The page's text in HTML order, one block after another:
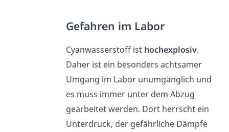
Gefahren im Labor
Cyanwasserstoff ist hochexplosiv.
Daher ist ein besonders achtsamer
Umgang im Labor unumgänglich und
es muss immer unter dem Abzug
gearbeitet werden. Dort herrscht ein
Unterdruck, der gefährliche Dämpfe